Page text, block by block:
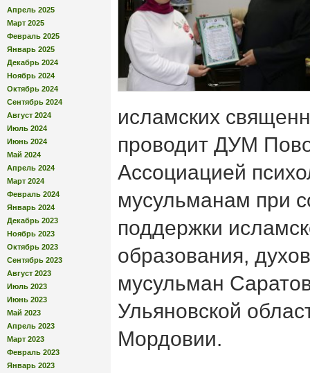
Апрель 2025
Март 2025
Февраль 2025
Январь 2025
Декабрь 2024
Ноябрь 2024
Октябрь 2024
Сентябрь 2024
Август 2024
Июль 2024
Июнь 2024
Май 2024
Апрель 2024
Март 2024
Февраль 2024
Январь 2024
Декабрь 2023
Ноябрь 2023
Октябрь 2023
Сентябрь 2023
Август 2023
Июль 2023
Июнь 2023
Май 2023
Апрель 2023
Март 2023
Февраль 2023
Январь 2023
исламских
проводит ДУМ
Ассоциацией
мусульманам при
поддержки
образования,
мусульман
Ульяновской
Мордовии.